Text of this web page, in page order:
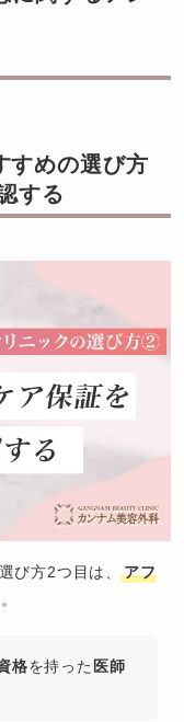
すめの選び方
する
び方2つ目は、
アフ
格を持った 医師